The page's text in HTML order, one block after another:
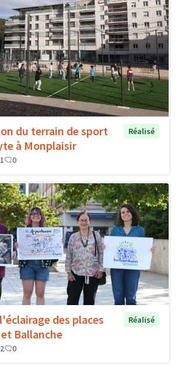
du terrain de sport
à Monplaisir
Réalisé
1 0
des places
Ballanche
Réalisé
2 0